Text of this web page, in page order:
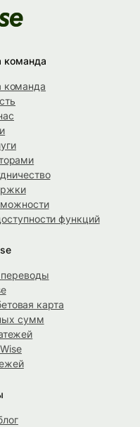
команда
команда
функций
карта
сумм